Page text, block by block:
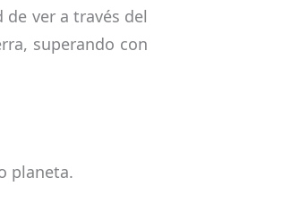
ver a través del
superando con
planeta.